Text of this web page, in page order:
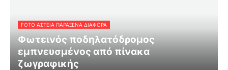
FOTO ΑΣΤΕΙΑ ΠΑΡΑΞΕΝΑ ΔΙΑΦΟΡΑ
Φωτεινός ποδηλατόδρομος
εμπνευσμένος από πίνακα
ζωγραφικής